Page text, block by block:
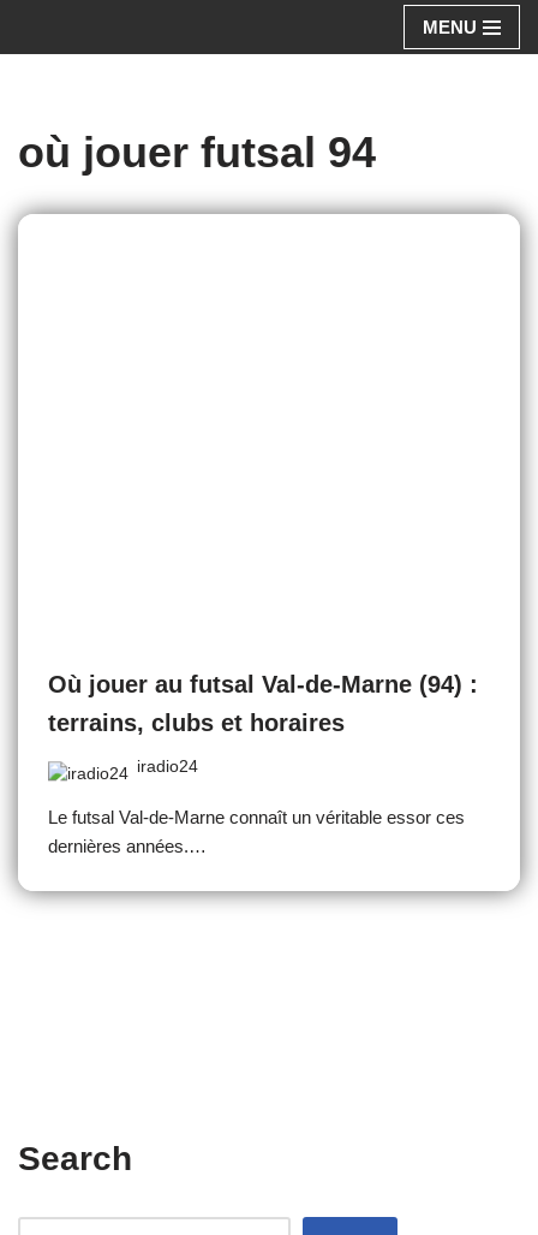
MENU
où jouer futsal 94
Où jouer au futsal Val-de-Marne (94) :
terrains, clubs et horaires
iradio24
Le futsal Val-de-Marne connaît un véritable essor ces
dernières années.…
Search